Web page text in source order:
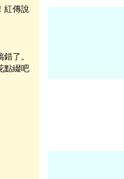
紅傳說
了。
點綴吧